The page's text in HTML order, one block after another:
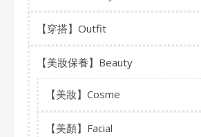
【穿搭】Outfit
【美妝保養】Beauty
【美妝】Cosme
【美顏】Facial